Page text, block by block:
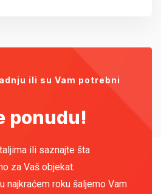
ili su Vam potrebni
ponudu!
ili saznajte šta
za Vaš objekat.
najkraćem roku šaljemo Vam